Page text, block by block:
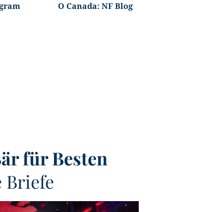
O Canada: NF Blog
für Besten
Briefe